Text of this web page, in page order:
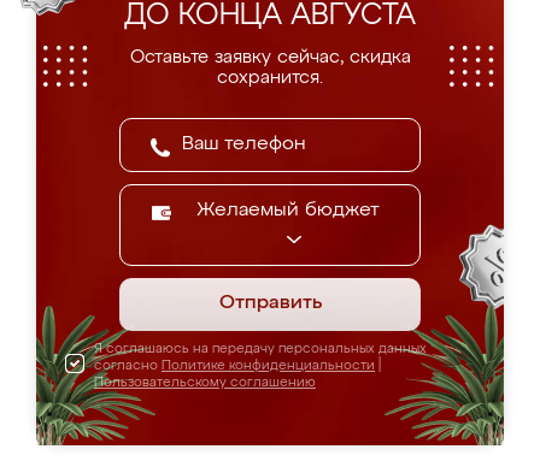
ДО КОНЦА АВГУСТА
Оставьте заявку сейчас, скидка
сохранится.
Желаемый бюджет
Отправить
Я соглашаюсь на передачу персональных данных
согласно Политике конфиденциальности
Пользовательскому соглашению